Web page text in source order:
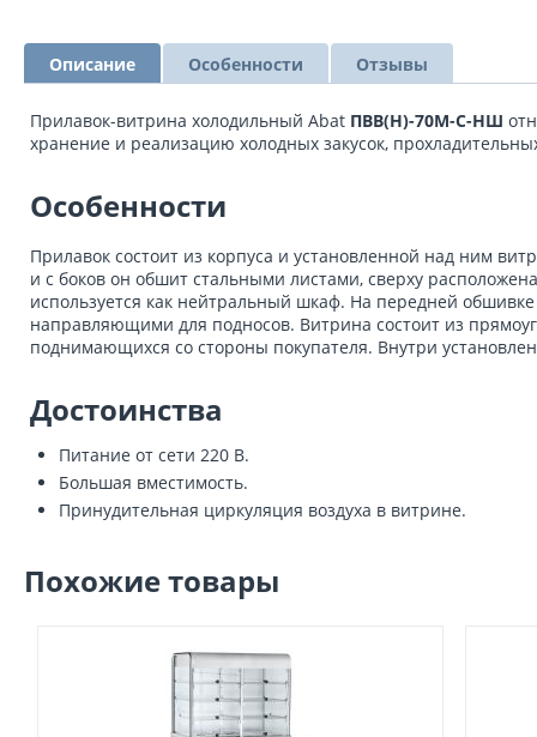
Описание Особенности Отзывы
Прилавок-витрина холодильный Abat ПВВ(Н)-70М-С-НШ
хранение и реализацию холодных закусок,
Особенности
Прилавок состоит из корпуса и установленной над ним
и с боков он обшит стальными листами, сверху
используется как нейтральный шкаф. На передней
направляющими для подносов. Витрина состоит из
поднимающихся со стороны покупателя. Внутри
Достоинства
Питание от сети 220 В.
Большая вместимость.
Принудительная циркуляция воздуха в витрине.
Похожие товары